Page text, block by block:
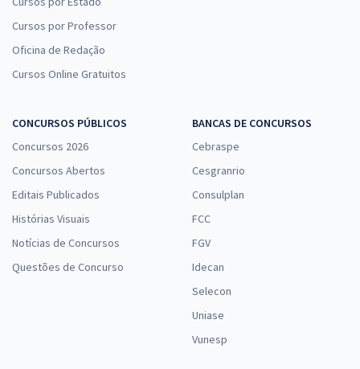
Cursos por Professor
Oficina de Redação
Cursos Online Gratuitos
CONCURSOS PÚBLICOS
Concursos 2026
Concursos Abertos
Editais Publicados
Histórias Visuais
Notícias de Concursos
Questões de Concurso
BANCAS DE CONCURSOS
Cebraspe
Cesgranrio
Consulplan
FCC
FGV
Idecan
Selecon
Uniase
Vunesp